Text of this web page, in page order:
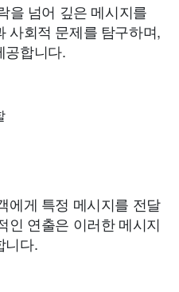
을 넘어 깊은 메시지를
사회적 문제를 탐구하며,
공합니다.
에게 특정 메시지를 전달
인 연출은 이러한 메시지
니다.